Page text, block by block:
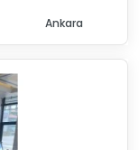
Ankara